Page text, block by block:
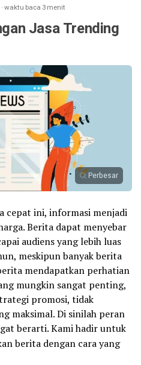
·waktu baca 3 menit
Jasa Trending
Perbesar
cepat ini, informasi menjadi
Berita dapat menyebar
audiens yang lebih luas
meskipun banyak berita
mendapatkan perhatian
mungkin sangat penting,
promosi, tidak
maksimal. Di sinilah peran
berarti. Kami hadir untuk
berita dengan cara yang